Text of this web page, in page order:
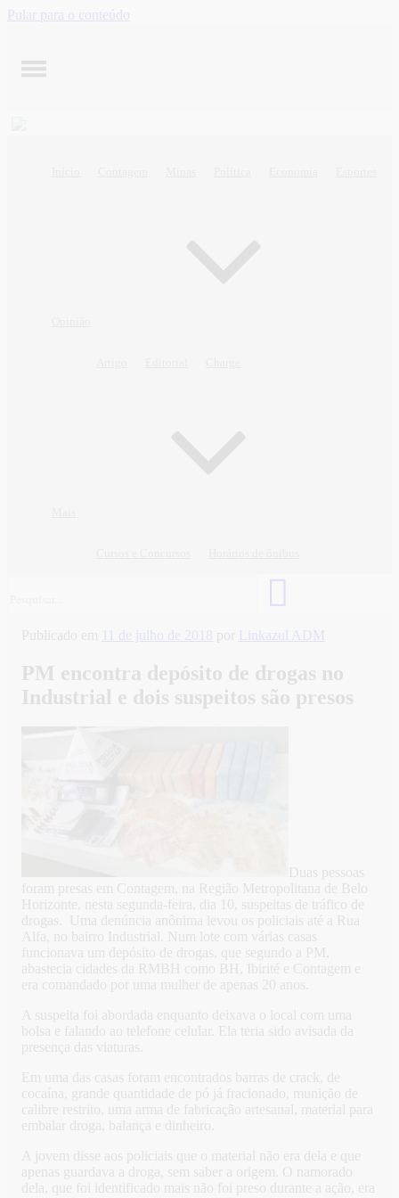
Pular para o conteúdo
Publicado em 11 de julho de 2018 por Linkazul ADM
PM encontra depósito de drogas no
Industrial e dois suspeitos são presos
Duas pessoas
foram presas em Contagem, na Região Metropolitana de Belo
Horizonte, nesta segunda-feira, dia 10, suspeitas de tráfico de
drogas. Uma denúncia anônima levou os policiais até a Rua
Alfa, no bairro Industrial. Num lote com várias casas
funcionava um depósito de drogas, que segundo a PM,
abastecia cidades da RMBH como BH, Ibirité e Contagem e
era comandado por uma mulher de apenas 20 anos.
A suspeita foi abordada enquanto deixava o local com uma
bolsa e falando ao telefone celular. Ela teria sido avisada da
presença das viaturas.
Em uma das casas foram encontrados barras de crack, de
cocaína, grande quantidade de pó já fracionado, munição de
calibre restrito, uma arma de fabricação artesanal, material para
embalar droga, balança e dinheiro.
A jovem disse aos policiais que o material não era dela e que
apenas guardava a droga, sem saber a origem. O namorado
dela, que foi identificado mais não foi preso durante a ação, era